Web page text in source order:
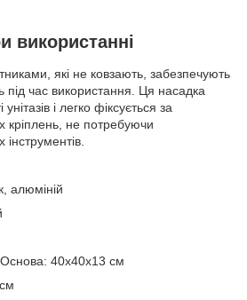
використанні
які не ковзають, забезпечують
під час використання. Ця насадка
і легко фіксується за
кріплень, не потребуючи
алюміній
40х40х13 см